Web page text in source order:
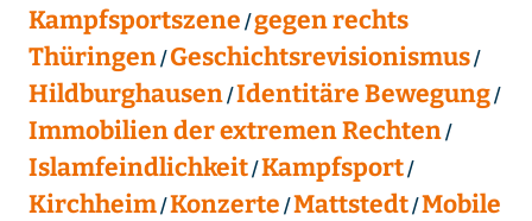
Kampfsportszene gegen rechts
Thüringen Geschichtsrevisionismus
Hildburghausen Identitäre Bewegung
Immobilien der extremen Rechten
Islamfeindlichkeit Kampfsport
Kirchheim Konzerte Mattstedt Mobile